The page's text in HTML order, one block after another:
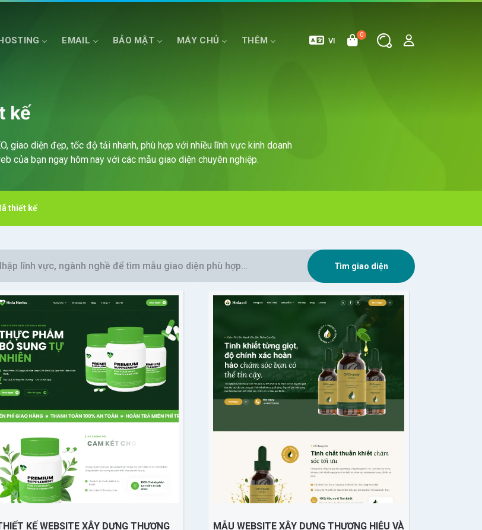
EMAIL BẢO MẬT MÁY CHỦ THÊM VI
0
kế
giao diện đẹp, tốc độ tải nhanh, phù hợp với nhiều lĩnh vực kinh doanh
của bạn ngay hôm nay với các mẫu giao diện chuyên nghiệp.
thiết kế
Tìm giao diện
KẾ WEBSITE XÂY DỰNG THƯƠNG
MẪU WEBSITE XÂY DỰNG THƯƠNG HIỆU VÀ